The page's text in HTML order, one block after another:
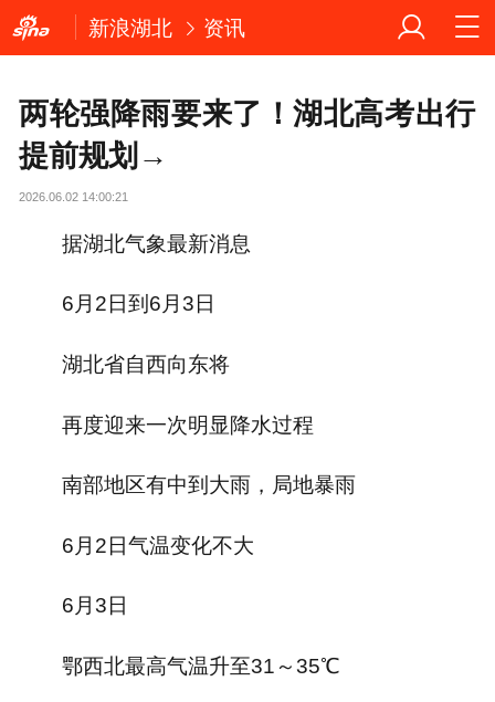
新浪湖北 资讯
两轮强降雨要来了！湖北高考出行
提前规划→
2026.06.02 14:00:21
据湖北气象最新消息
6月2日到6月3日
湖北省自西向东将
再度迎来一次明显降水过程
南部地区有中到大雨，局地暴雨
6月2日气温变化不大
6月3日
鄂西北最高气温升至31～35℃